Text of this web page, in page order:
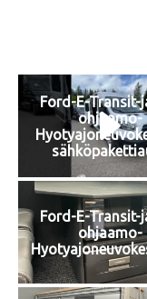
Ford-E-Transit-
ohjaamo-
Ford-E-Transit-
ohjaamo-